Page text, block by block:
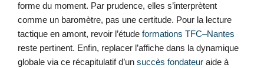
forme du moment. Par prudence, elles s’interprètent
comme un baromètre, pas une certitude. Pour la lecture
tactique en amont, revoir l’étude formations TFC–Nantes
reste pertinent. Enfin, replacer l’affiche dans la dynamique
globale via ce récapitulatif d’un succès fondateur aide à